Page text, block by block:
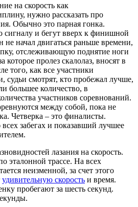
на скорость как
нужно рассказать про
Обычно это парная гонка.
сигналу и бегут вверх к финишной
начал двигаться раньше времени,
отслеживающую поднятие ноги
которое пролез скалолаз, вносят в
того, как все участники
судьи смотрят, кто пробежал лучше,
большее количество, в
участников соревнований.
между собой, пока не
Четверка – это финалисты.
забегах и показавший лучшее
лазания на скорость.
эталонной трассе. На всех
неизменной, за счет этого
удивительную скорость и время.
пробегают за шесть секунд.